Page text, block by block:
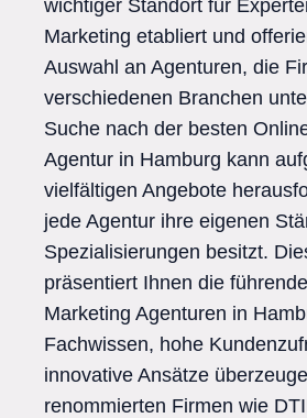
wichtiger Standort für
Marketing etabliert und
Auswahl an Agenturen, die
verschiedenen Branchen
Suche nach der besten
Agentur in Hamburg kann
vielfältigen Angebote
jede Agentur ihre eigenen
Spezialisierungen besitzt.
präsentiert Ihnen die
Marketing Agenturen in
Fachwissen, hohe
innovative Ansätze
renommierten Firmen wie